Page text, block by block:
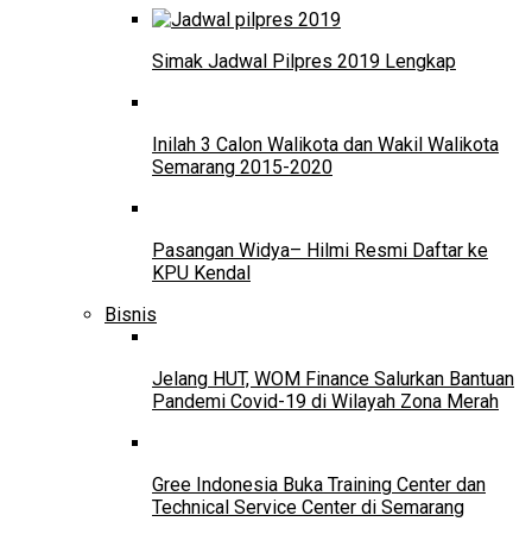
Simak Jadwal Pilpres 2019 Lengkap
Inilah 3 Calon Walikota dan Wakil Walikota
Semarang 2015-2020
Pasangan Widya– Hilmi Resmi Daftar ke
KPU Kendal
Bisnis
Jelang HUT, WOM Finance Salurkan Bantuan
Pandemi Covid-19 di Wilayah Zona Merah
Gree Indonesia Buka Training Center dan
Technical Service Center di Semarang